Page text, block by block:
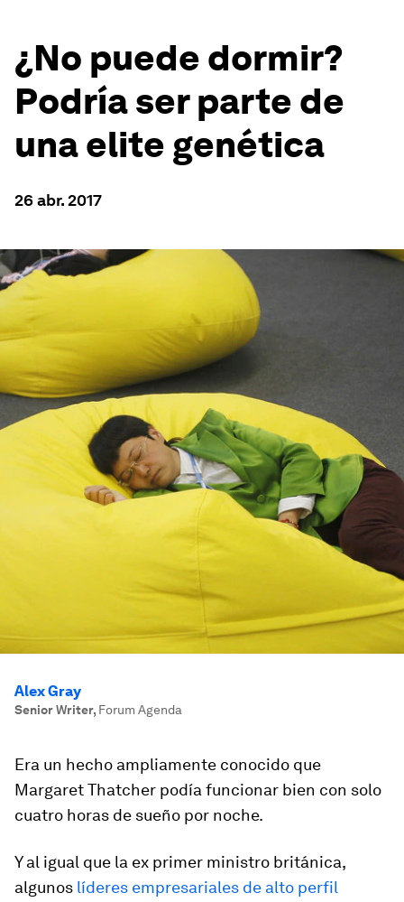
¿No puede dormir?
Podría ser parte de
una elite genética
26 abr. 2017
Alex Gray
Senior Writer, Forum Agenda
Era un hecho ampliamente conocido que
Margaret Thatcher podía funcionar bien con solo
cuatro horas de sueño por noche.
Y al igual que la ex primer ministro británica,
algunos líderes empresariales de alto perfil